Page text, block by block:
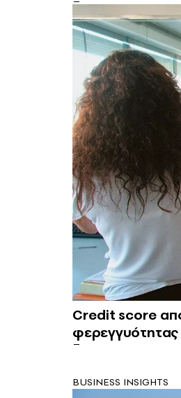
Credit score
φερεγγυότητας
BUSINESS INSIGHTS